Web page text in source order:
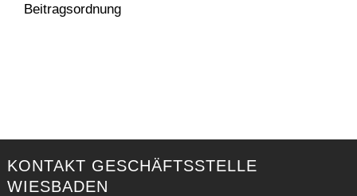
Beitragsordnung
KONTAKT GESCHÄFTSSTELLE
WIESBADEN